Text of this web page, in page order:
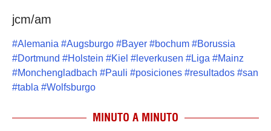
jcm/am
#Alemania #Augsburgo #Bayer #bochum #Borussia
#Dortmund #Holstein #Kiel # leverkusen #Liga #Mainz
#Monchengladbach #Pauli #posiciones #resultados #san
#tabla #Wolfsburgo
MINUTO A MINUTO